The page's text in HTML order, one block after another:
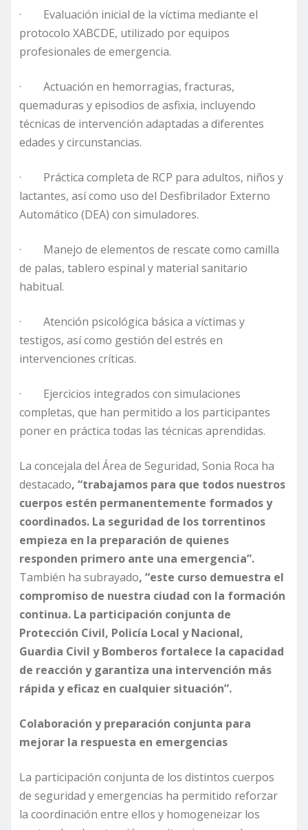
· Evaluación inicial de la víctima mediante el
protocolo XABCDE, utilizado por equipos
profesionales de emergencia.
· Actuación en hemorragias, fracturas,
quemaduras y episodios de asfixia, incluyendo
técnicas de intervención adaptadas a diferentes
edades y circunstancias.
· Práctica completa de RCP para adultos, niños y
lactantes, así como uso del Desfibrilador Externo
Automático (DEA) con simuladores.
· Manejo de elementos de rescate como camilla
de palas, tablero espinal y material sanitario
habitual.
· Atención psicológica básica a víctimas y
testigos, así como gestión del estrés en
intervenciones críticas.
· Ejercicios integrados con simulaciones
completas, que han permitido a los participantes
poner en práctica todas las técnicas aprendidas.
La concejala del Área de Seguridad, Sonia Roca ha
destacado, “trabajamos para que todos nuestros
cuerpos estén permanentemente formados y
coordinados. La seguridad de los torrentinos
empieza en la preparación de quienes
responden primero ante una emergencia”.
También ha subrayado, “este curso demuestra el
compromiso de nuestra ciudad con la formación
continua. La participación conjunta de
Protección Civil, Policía Local y Nacional,
Guardia Civil y Bomberos fortalece la capacidad
de reacción y garantiza una intervención más
rápida y eficaz en cualquier situación”.
Colaboración y preparación conjunta para
mejorar la respuesta en emergencias
La participación conjunta de los distintos cuerpos
de seguridad y emergencias ha permitido reforzar
la coordinación entre ellos y homogeneizar los